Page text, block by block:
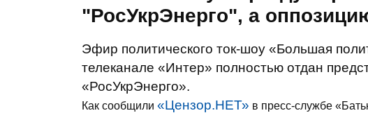
"РосУкрЭнерго", а
Эфир политического ток-шоу «Большая
телеканале «Интер» полностью отдан
«РосУкрЭнерго».
Как сообщили «Цензор.НЕТ» в пресс-службе